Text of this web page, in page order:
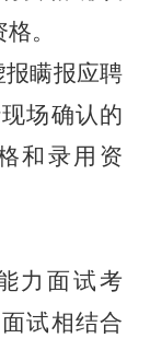
格。
瞒报应聘
场确认的
和录用资
力面试考
试相结合